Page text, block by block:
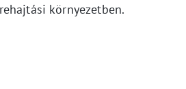
környezetben.